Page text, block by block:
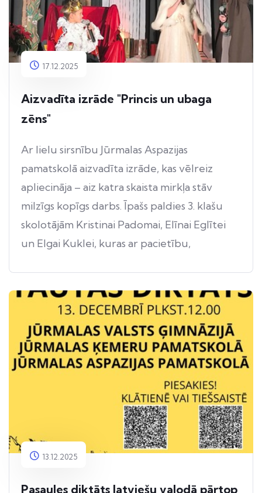
17.12.2025
Aizvadīta izrāde "Princis un ubaga
zēns"
Ar lielu sirsnību Jūrmalas Aspazijas
pamatskolā aizvadīta izrāde, kas vēlreiz
apliecināja – aiz katra skaista mirkļa stāv
milzīgs kopīgs darbs. Īpašs paldies 3. klašu
skolotājām Kristinai Padomai, Elīnai Eglītei
un Elgai Kuklei, kuras ar pacietību,
13.12.2025
Pasaules diktāts latviešu valodā pārtop